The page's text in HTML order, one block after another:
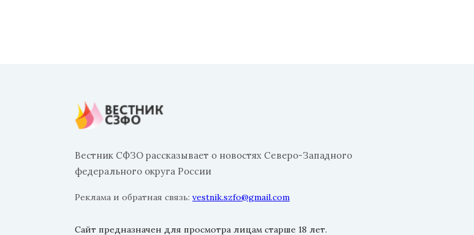
Вестник СФЗО рассказывает о новостях Северо-Западного
федерального округа России
Реклама и обратная связь: vestnik.szfo@gmail.com
Сайт предназначен для просмотра лицам старше 18 лет.